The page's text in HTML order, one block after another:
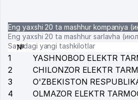
Eng yaxshi 20 ta mashhur kompaniya
Eng yaxshi 20 ta mashhur sarlavha
Saytdagi yangi tashkilotlar
№
1 YASHNOBOD ELEKTR
2
CHILONZOR ELEKTR
3
O'ZBEKISTON
4
OLMAZOR ELEKTR